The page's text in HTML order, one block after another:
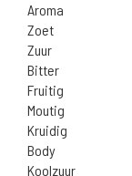
Aroma
Zoet
Zuur
Bitter
Fruitig
Moutig
Kruidig
Body
Koolzuur